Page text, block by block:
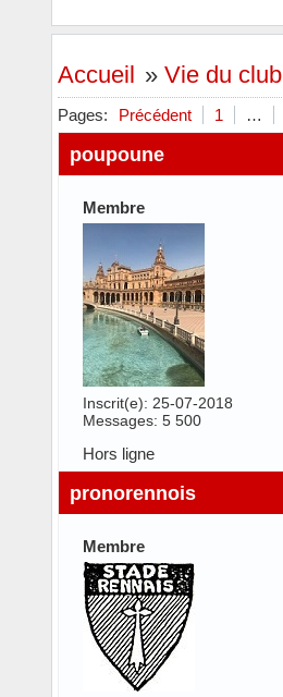
Accueil » Vie du club
Pages: Précédent 1 …
poupoune
Membre
Inscrit(e): 25-07-2018
Messages: 5 500
Hors ligne
pronorennois
Membre